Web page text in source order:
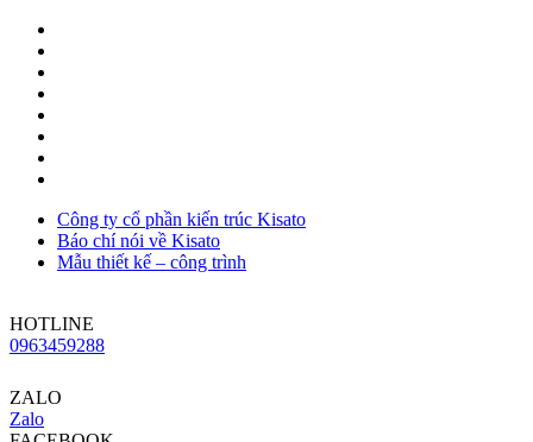
Công ty cổ phần kiến trúc Kisato
Báo chí nói về Kisato
Mẫu thiết kế – công trình
HOTLINE
0963459288
ZALO
Zalo